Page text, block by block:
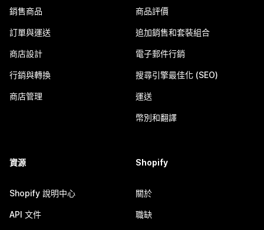
銷售商品
訂單與運送
商店設計
行銷與轉換
商店管理
商品評價
追加銷售和套裝組合
電子郵件行銷
搜尋引擎最佳化 (SEO)
運送
幣別和翻譯
資源
Shopify 說明中心
API 文件
Shopify
關於
職缺